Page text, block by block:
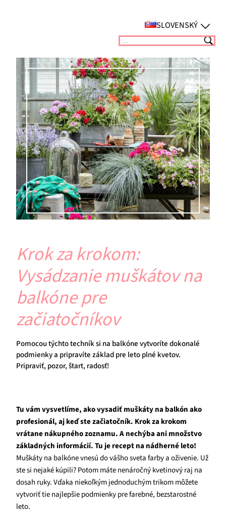
SLOVENSKÝ
Suchen
Krok za krokom:
Vysádzanie muškátov na
balkóne pre
začiatočníkov
Pomocou týchto techník si na balkóne vytvoríte dokonalé
podmienky a pripravíte základ pre leto plné kvetov.
Pripraviť, pozor, štart, radosť!
Tu vám vysvetlíme, ako vysadiť muškáty na balkón ako
profesionál, aj keď ste začiatočník. Krok za krokom
vrátane nákupného zoznamu. A nechýba ani množstvo
základných informácií. Tu je recept na nádherné leto!
Muškáty na balkóne vnesú do vášho sveta farby a oživenie. Už
ste si nejaké kúpili? Potom máte nenáročný kvetinový raj na
dosah ruky. Vďaka niekoľkým jednoduchým trikom môžete
vytvoriť tie najlepšie podmienky pre farebné, bezstarostné
leto.